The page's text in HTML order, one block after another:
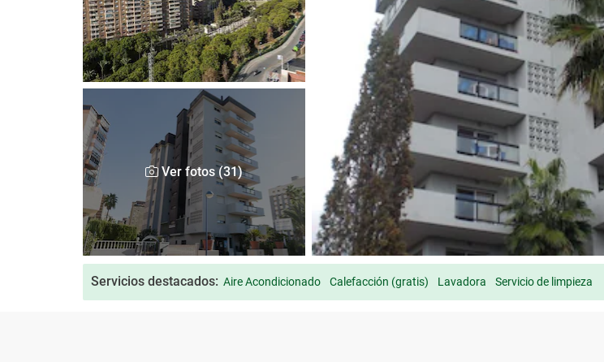
Ver fotos (31)
Servicios destacados: Aire Acondicionado Calefacción (gratis) Lavadora Servicio de limpieza